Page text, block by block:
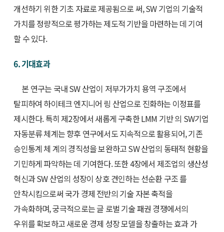
개선하기 위한 기초 자료로 제공됨으로 써, SW 기업의 기술적
가치를 정량적으로 평가하는 제도적 기반을 마련하는 데 기여
할 수 있다.
6. 기대효과
본 연구는 국내 SW 산업이 저부가가치 용역 구조에서
탈피하여 하이테크 엔지니어 링 산업으로 진화하는 이정표를
제시한다. 특히 제2장에서 새롭게 구축한 LMM 기반 의 SW기업
자동분류 체계는 향후 연구에서도 지속적으로 활용되어, 기존
승인통계 체 계의 경직성을 보완하고 SW 산업의 동태적 현황을
기민하게 파악하는 데 기여한다. 또한 4장에서 제조업의 생산성
혁신과 SW 산업의 성장이 상호 견인하는 선순환 구조 를
안착시킴으로써 국가 경제 전반의 기술 자본 축적을
가속화하며, 궁극적으로는 글 로벌 기술 패권 경쟁에서의
우위를 확보하고 새로운 경제 성장 모델을 창출하는 효과 가